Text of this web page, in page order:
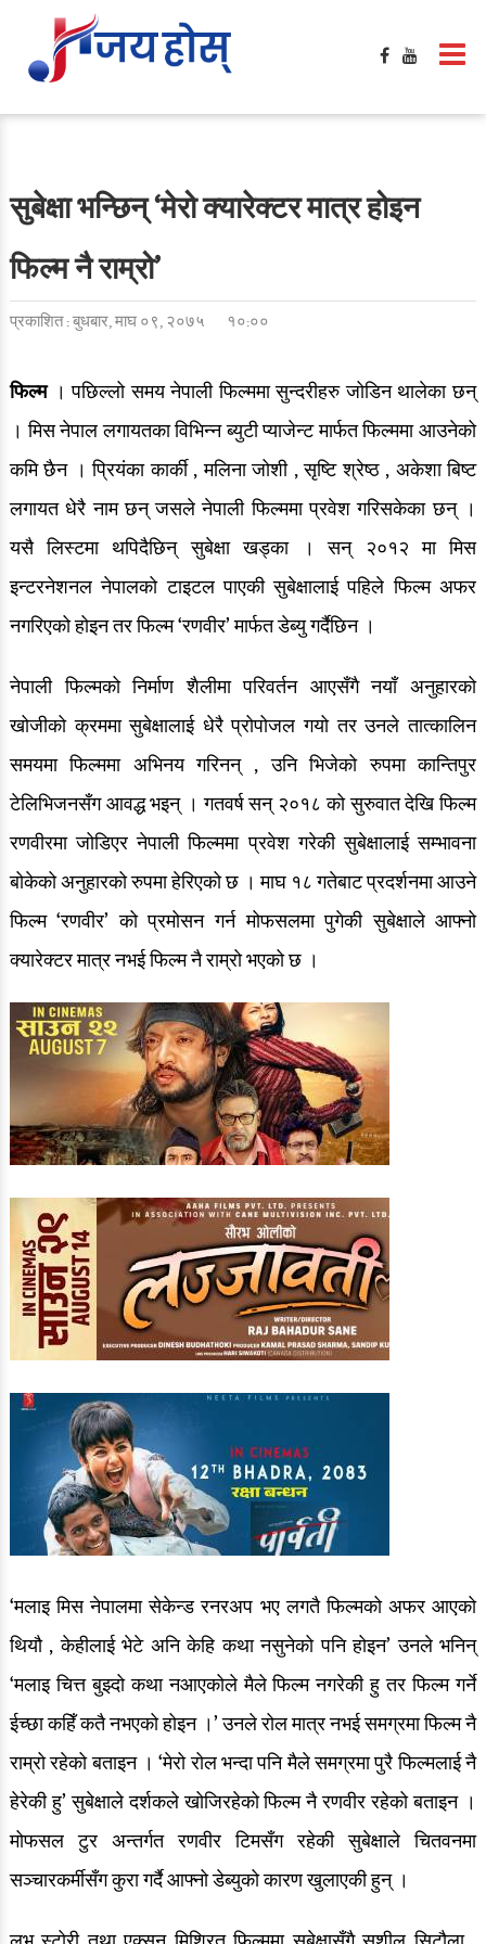
गृहपृष्ठ
मनोरञ्जन
फिल्मी खबर
टिभी / सिरिज / ओटीटी
सङ्गीत खबर
साहित्य खबर
समिक्षा
फेशन / सौन्दर्य
अन्तर्वार्ता
ग्यालरी
इभेन्ट ग्यालरी
सेलिब्रेटी ग्यालरी
देश/विदेश
देश खबर
ग्लोबल खबर
सुबेक्षा भन्छिन् ‘मेरो क्यारेक्टर मात्र होइन
फिल्म नै राम्रो’
प्रकाशित : बुधबार, माघ ०९, २०७५ १०:००
फिल्म। पछिल्लो समय नेपाली फिल्ममा सुन्दरीहरु जोडिन थालेका छन्
। मिस नेपाल लगायतका विभिन्न ब्युटी प्याजेन्ट मार्फत फिल्ममा आउनेको
कमि छैन । प्रियंका कार्की , मलिना जोशी , सृष्टि श्रेष्ठ , अकेशा बिष्ट
लगायत धेरै नाम छन् जसले नेपाली फिल्ममा प्रवेश गरिसकेका छन् ।
यसै लिस्टमा थपिदैछिन् सुबेक्षा खड्का । सन् २०१२ मा मिस
इन्टरनेशनल नेपालको टाइटल पाएकी सुबेक्षालाई पहिले फिल्म अफर
नगरिएको होइन तर फिल्म ‘रणवीर’ मार्फत डेब्यु गर्दैछिन ।
नेपाली फिल्मको निर्माण शैलीमा परिवर्तन आएसँगै नयाँ अनुहारको
खोजीको क्रममा सुबेक्षालाई धेरै प्रोपोजल गयो तर उनले तात्कालिन
समयमा फिल्ममा अभिनय गरिनन् , उनि भिजेको रुपमा कान्तिपुर
टेलिभिजनसँग आवद्ध भइन् । गतवर्ष सन् २०१८ को सुरुवात देखि फिल्म
रणवीरमा जोडिएर नेपाली फिल्ममा प्रवेश गरेकी सुबेक्षालाई सम्भावना
बोकेको अनुहारको रुपमा हेरिएको छ । माघ १८ गतेबाट प्रदर्शनमा आउने
फिल्म ‘रणवीर’ को प्रमोसन गर्न मोफसलमा पुगेकी सुबेक्षाले आफ्नो
क्यारेक्टर मात्र नभई फिल्म नै राम्रो भएको छ ।
‘मलाइ मिस नेपालमा सेकेन्ड रनरअप भए लगतै फिल्मको अफर आएको
थियौ , केहीलाई भेटे अनि केहि कथा नसुनेको पनि होइन’ उनले भनिन्
‘मलाइ चित्त बुझ्दो कथा नआएकोले मैले फिल्म नगरेकी हु तर फिल्म गर्ने
ईच्छा कहिँ कतै नभएको होइन ।’ उनले रोल मात्र नभई समग्रमा फिल्म नै
राम्रो रहेको बताइन । ‘मेरो रोल भन्दा पनि मैले समग्रमा पुरै फिल्मलाई नै
हेरेकी हु’ सुबेक्षाले दर्शकले खोजिरहेको फिल्म नै रणवीर रहेको बताइन ।
मोफसल टुर अन्तर्गत रणवीर टिमसँग रहेकी सुबेक्षाले चितवनमा
सञ्चारकर्मीसँग कुरा गर्दै आफ्नो डेब्युको कारण खुलाएकी हुन् ।